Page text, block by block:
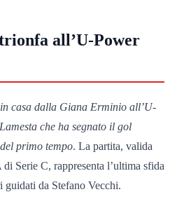
all’U-Power
casa dalla Giana Erminio all’U-
che ha segnato il gol
primo tempo. La partita, valida
Serie C, rappresenta l’ultima sfida
guidati da Stefano Vecchi.